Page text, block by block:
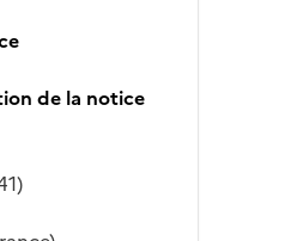
de la notice